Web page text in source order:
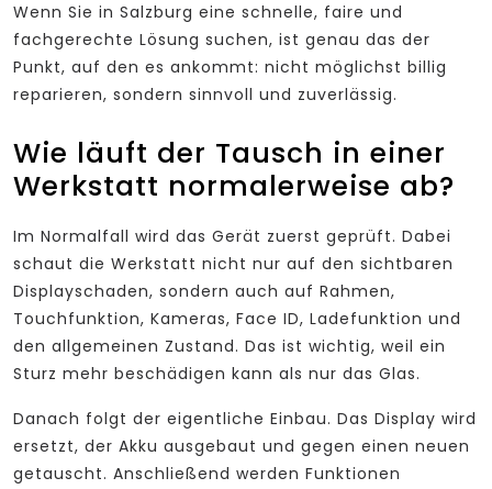
Wenn Sie in Salzburg eine schnelle, faire und
fachgerechte Lösung suchen, ist genau das der
Punkt, auf den es ankommt: nicht möglichst billig
reparieren, sondern sinnvoll und zuverlässig.
Wie läuft der Tausch in einer
Werkstatt normalerweise ab?
Im Normalfall wird das Gerät zuerst geprüft. Dabei
schaut die Werkstatt nicht nur auf den sichtbaren
Displayschaden, sondern auch auf Rahmen,
Touchfunktion, Kameras, Face ID, Ladefunktion und
den allgemeinen Zustand. Das ist wichtig, weil ein
Sturz mehr beschädigen kann als nur das Glas.
Danach folgt der eigentliche Einbau. Das Display wird
ersetzt, der Akku ausgebaut und gegen einen neuen
getauscht. Anschließend werden Funktionen